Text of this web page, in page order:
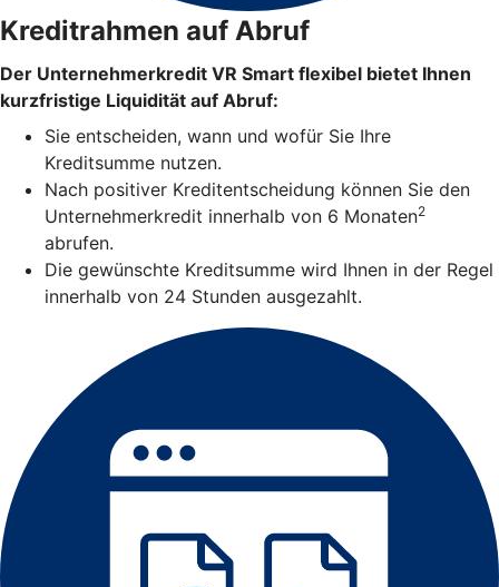
Kreditrahmen auf Abruf
Der Unternehmerkredit VR Smart flexibel bietet Ihnen
kurzfristige Liquidität auf Abruf:
Sie entscheiden, wann und wofür Sie Ihre
Kreditsumme nutzen.
Nach positiver Kreditentscheidung können Sie den
Unternehmerkredit innerhalb von 6 Monaten2
abrufen.
Die gewünschte Kreditsumme wird Ihnen in der Regel
innerhalb von 24 Stunden ausgezahlt.